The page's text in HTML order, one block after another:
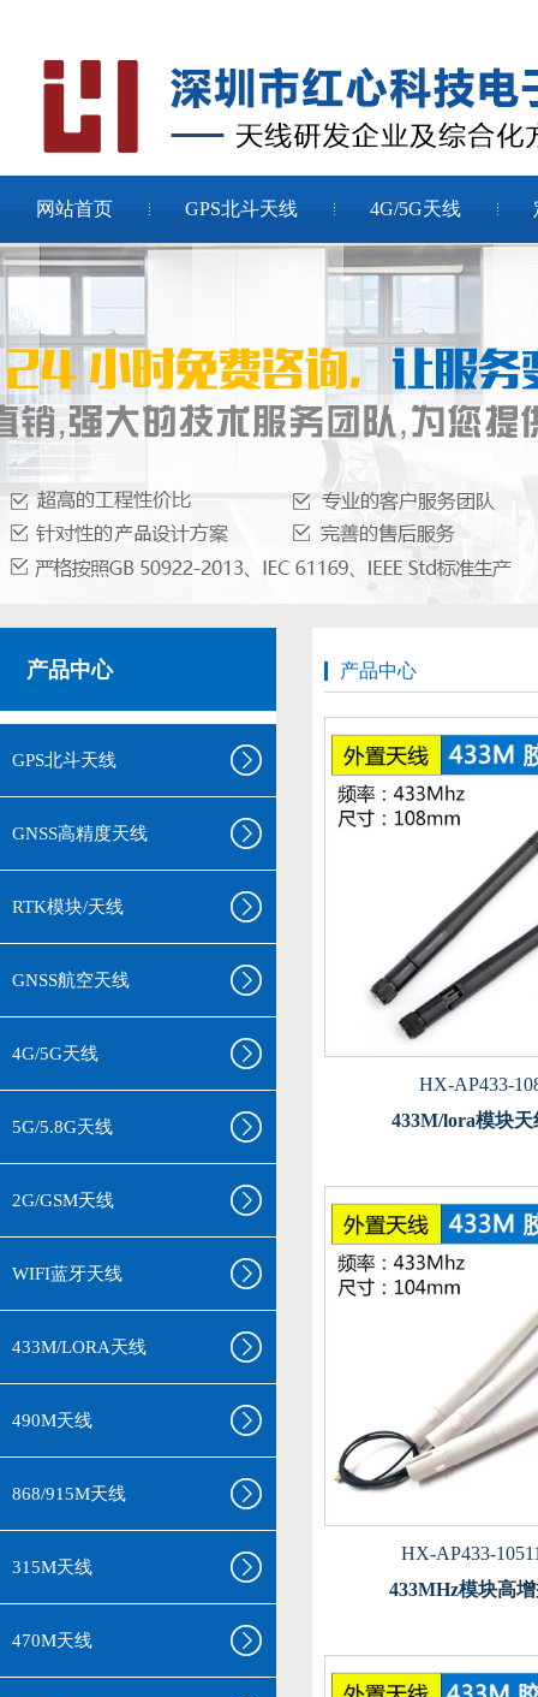
网站首页 GPS北斗天线 4G/5G天线
产品中心
GPS北斗天线
GNSS高精度天线
RTK模块/天线
GNSS航空天线
4G/5G天线
5G/5.8G天线
2G/GSM天线
WIFI蓝牙天线
433M/LORA天线
490M天线
868/915M天线
315M天线
470M天线
产品中心
HX-AP433-
433M/lora模块
HX-AP433-
433MHz模块高